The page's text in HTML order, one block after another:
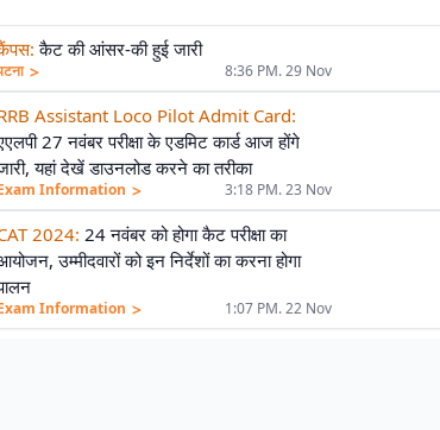
: कैट की आंसर-की हुई जारी
> 8:36 PM. 29 Nov
Assistant Loco Pilot Admit Card:
27 नवंबर परीक्षा के एडमिट कार्ड आज होंगे
यहां देखें डाउनलोड करने का तरीका
Information > 3:18 PM. 23 Nov
2024: 24 नवंबर को होगा कैट परीक्षा का
उम्मीदवारों को इन निर्देशों का करना होगा
Information > 1:07 PM. 22 Nov